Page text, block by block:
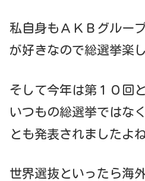
私自身もＡＫＢグルー
が好きなので総選挙楽
そして今年は第１０回
いつもの総選挙ではな
とも発表されましたよね
世界選抜といったら海